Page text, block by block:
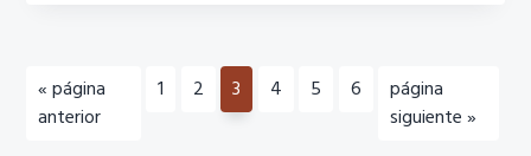
«Ir
a
página
anterior
Página
1 Página
2 Página
3 Página
4 Página
5 Página
6
Ir
a
página
siguiente »